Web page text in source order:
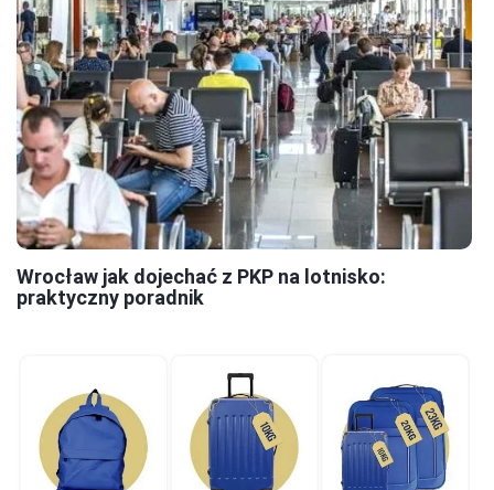
Wrocław jak dojechać z PKP na lotnisko:
praktyczny poradnik